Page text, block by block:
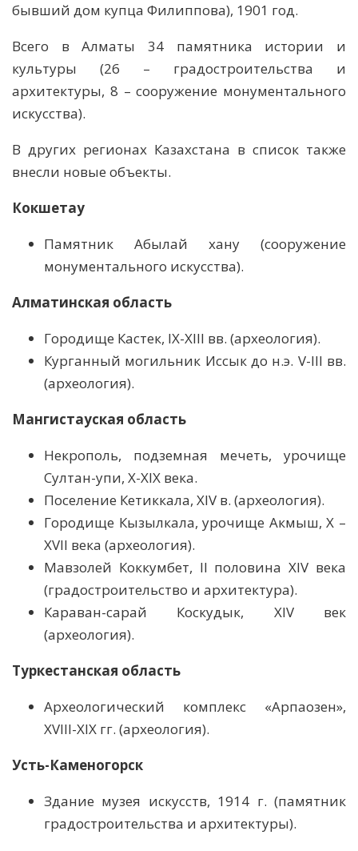
бывший дом купца Филиппова), 1901 год.
Всего в Алматы 34 памятника истории и
культуры (26 – градостроительства и
архитектуры, 8 – сооружение монументального
искусства).
В других регионах Казахстана в список также
внесли новые объекты.
Кокшетау
Памятник Абылай хану (сооружение
монументального искусства).
Алматинская область
Городище Кастек, IX-XIII вв. (археология).
Курганный могильник Иссык до н.э. V-III вв.
(археология).
Мангистауская область
Некрополь, подземная мечеть, урочище
Султан-упи, X-XIX века.
Поселение Кетиккала, XIV в. (археология).
Городище Кызылкала, урочище Акмыш, X –
XVII века (археология).
Мавзолей Коккумбет, II половина ХIV века
(градостроительство и архитектура).
Караван-сарай Коскудык, XIV век
(археология).
Туркестанская область
Археологический комплекс «Арпаозен»,
XVIII-XIX гг. (археология).
Усть-Каменогорск
Здание музея искусств, 1914 г. (памятник
градостроительства и архитектуры).